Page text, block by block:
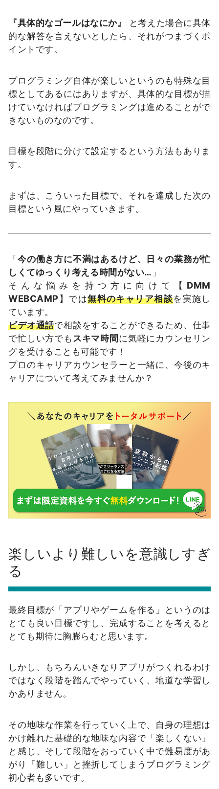
『具体的なゴールはなにか』
と考えた場合に具体
的な解答を言えないとしたら、それがつまづくポ
イントです。
プログラミング自体が楽しいというのも特殊な目
標としてあるにはありますが、具体的な目標が描
けていなければプログラミングは進めることがで
きないものなのです。
目標を段階に分けて設定するという方法もありま
す。
まずは、こういった目標で、それを達成した次の
目標という風にやっていきます。
「今の働き方に不満はあるけど、日々の業務が忙
しくてゆっくり考える時間がない… 」
そんな悩みを持つ方に向けて【 DMM
WEBCAMP】では無料のキャリア相談を実施し
ています。
ビデオ通話で相談をすることができるため、仕事
で忙しい方でも スキマ時間に気軽にカウンセリン
グを受けることも可能です！
プロのキャリアカウンセラーと一緒に、今後のキ
ャリアについて考えてみませんか？
楽しいより難しいを意識しすぎ
る
最終目標が「アプリやゲームを作る」というのは
とても良い目標ですし、完成することを考えると
とても期待に胸膨らむと思います。
しかし、もちろんいきなりアプリがつくれるわけ
ではなく段階を踏んでやっていく、地道な学習し
かありません。
その地味な作業を行っていく上で、自身の理想は
かけ離れた基礎的な地味な内容で「楽しくない」
と感じ、そして段階をおっていく中で難易度があ
がり「難しい」と挫折してしまうプログラミング
初心者も多いです。